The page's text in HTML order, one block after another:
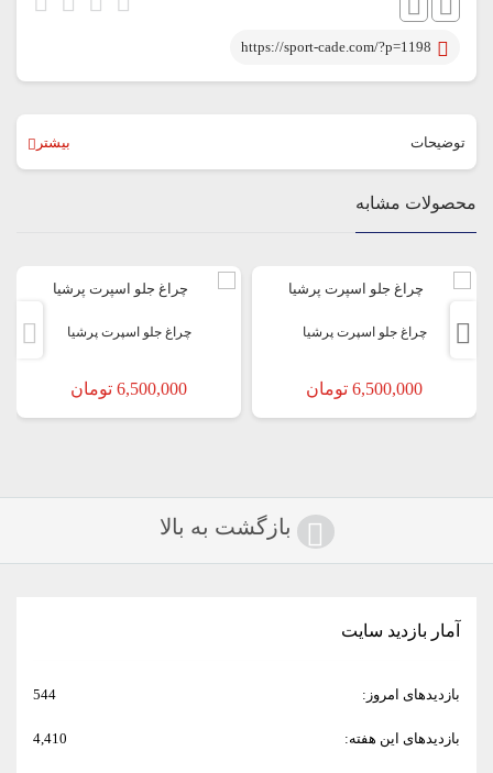
https://sport-cade.com/?p=1198
توضیحات بیشتر
قیمت به ازای هر جفت می باشد
جدا خودداری نمایید.بعد از خرسد جهت آب بندی بیشتر دور تا دور چراغو با
چسب آکواریوم آب بندی کنید بعد نصب کنید.
محصولات مشابه
چراغ جلو اسپرت پرشیا
6,500,000 تومان
چراغ جلو اسپرت پرشیا
6,500,000 تومان
بازگشت به بالا
آمار بازدید سایت
بازدیدهای امروز: 544
بازدیدهای این هفته: 4,410